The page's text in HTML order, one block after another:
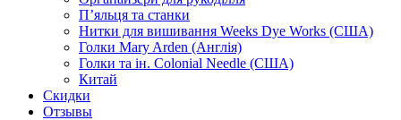
П’яльця та станки
Нитки для вишивання Weeks Dye Works (США)
Голки Mary Arden (Англія)
Голки та ін. Colonial Needle (США)
Китай
Скидки
Отзывы